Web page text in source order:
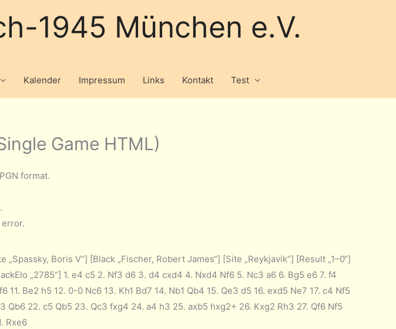
1945 München e.V.
Kalender Impressum Links Kontakt Test
Game HTML)
format.
„Spassky, Boris V“] [Black „Fischer, Robert James“] [Site „Reykjavik“] [Result „1–0“]
„2785“] 1. e4 c5 2. Nf3 d6 3. d4 cxd4 4. Nxd4 Nf6 5. Nc3 a6 6. Bg5 e6 7. f4
11. Be2 h5 12. 0-0 Nc6 13. Kh1 Bd7 14. Nb1 Qb4 15. Qe3 d5 16. exd5 Ne7 17. c4 Nf5
Qb6 22. c5 Qb5 23. Qc3 fxg4 24. a4 h3 25. axb5 hxg2+ 26. Kxg2 Rh3 27. Qf6 Nf5
Rxe6